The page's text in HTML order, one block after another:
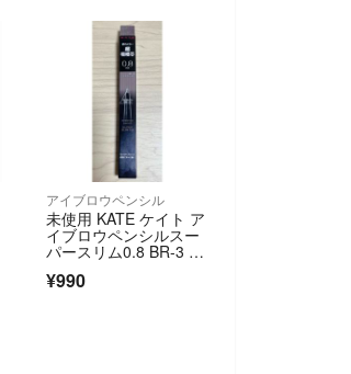
アイブロウペンシル
未使用 KATE ケイト ア
イブロウペンシルスー
パースリム0.8 BR-3 ナ
け付き
¥990